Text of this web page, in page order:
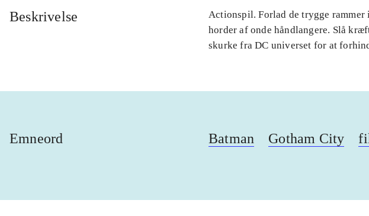
Beskrivelse
Actionspil. Forlad de trygge rammer
horder af onde håndlangere. Slå
skurke fra DC universet for at
Emneord Batman Gotham City